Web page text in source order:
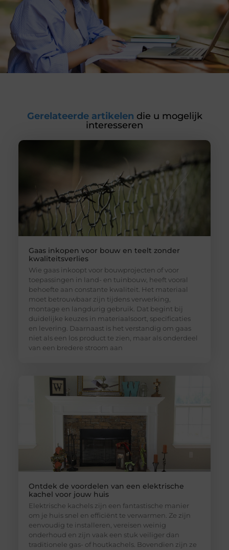
Gerelateerde artikelen die u mogelijk
interesseren
Gaas inkopen voor bouw en teelt zonder
kwaliteitsverlies
Wie gaas inkoopt voor bouwprojecten of voor
toepassingen in land- en tuinbouw, heeft vooral
behoefte aan constante kwaliteit. Het materiaal
moet betrouwbaar zijn tijdens verwerking,
montage en langdurig gebruik. Dat begint bij
duidelijke keuzes in materiaalsoort, specificaties
en levering. Daarnaast is het verstandig om gaas
niet als een los product te zien, maar als onderdeel
van een bredere stroom aan
Ontdek de voordelen van een elektrische
kachel voor jouw huis
Elektrische kachels zijn een fantastische manier
om je huis snel en efficiënt te verwarmen. Ze zijn
eenvoudig te installeren, vereisen weinig
onderhoud en zijn vaak een stuk veiliger dan
traditionele gas- of houtkachels. Bovendien zijn ze